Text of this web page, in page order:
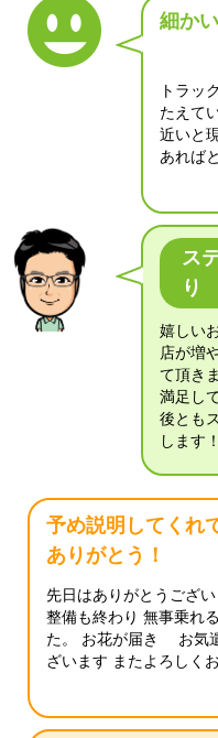
細か
トラッ
たえて
近いと
あれば
ス
り
嬉しい
店が増
て頂き
満足し
後とも
します！
予め説明してくれ
ありがとう！
先日はありがとうござ
整備も終わり 無事乗れ
た。 お花が届き お気
ざいます またよろしく